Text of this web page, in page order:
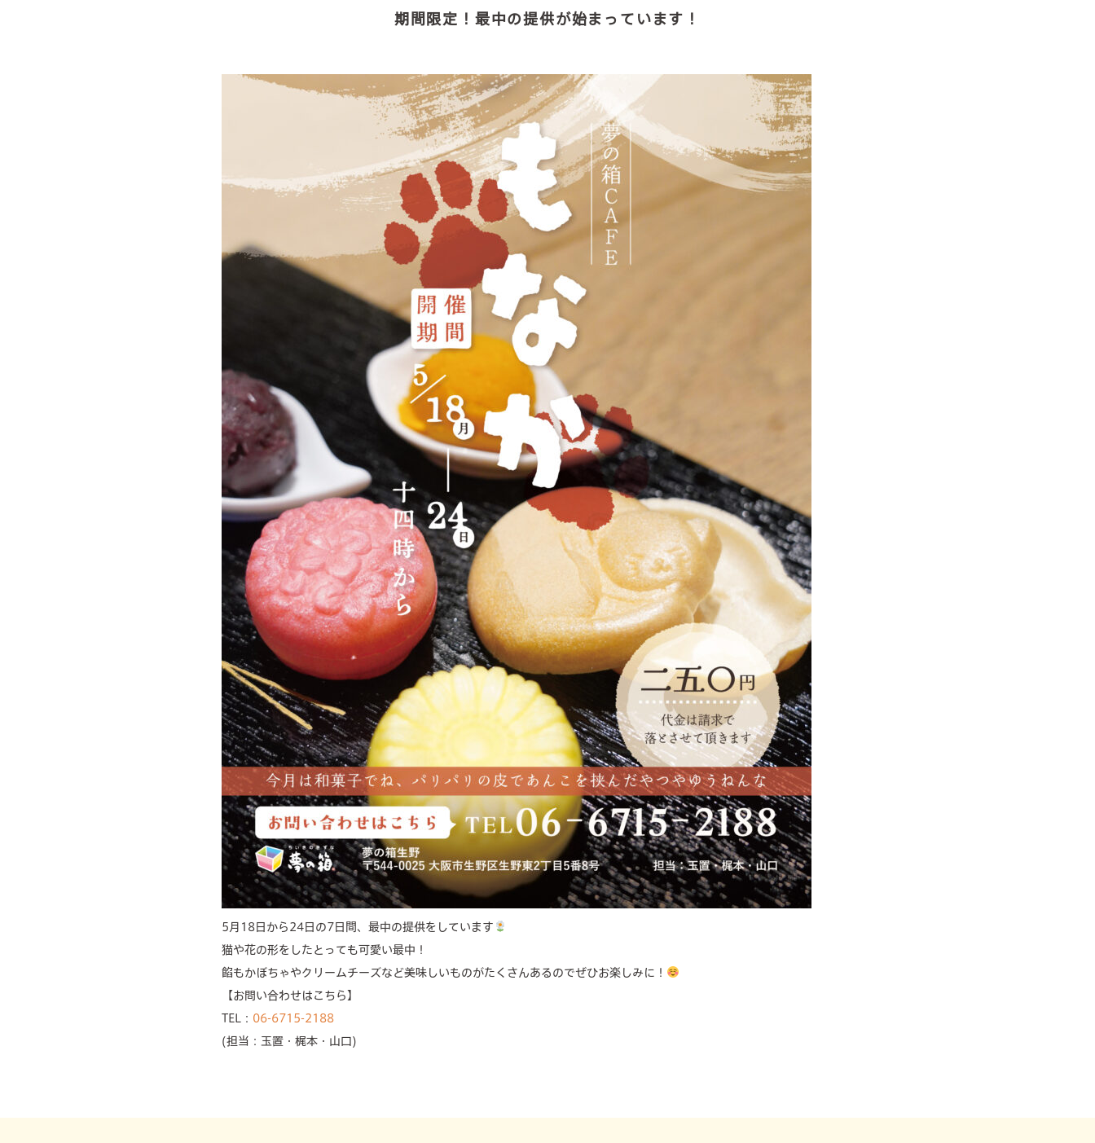
care plan center
facilities
news & events
期間限定！最中の提供が始まっています！
5月18日から24日の7日間、最中の提供をしています
猫や花の形をしたとっても可愛い最中！
餡もかぼちゃやクリームチーズなど美味しいものがたくさんあるのでぜひお楽しみに！
【お問い合わせはこちら】
TEL： 06-6715-2188
(担当：玉置・梶本・山口)